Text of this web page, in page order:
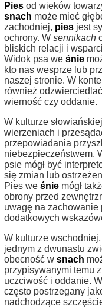
Pies od wieków
snach może mieć
zachodniej, pies jest
ochrony. W sennikach
bliskich relacji i
Widok psa we śnie
kto nas wesprze lub
naszej stronie. W
również
wierność czy oddanie.
W kulturze
wierzeniach i
przepowiadania
niebezpieczeństwem.
psie mógł być
się zmian lub
Pies we śnie mógł
obrony przed
uwagę na zachowanie
dodatkowych
W kulturze
jednym z dwunastu
obecność w snach
przypisywanymi temu
uczciwość i oddanie.
często postrzegany
nadchodzące